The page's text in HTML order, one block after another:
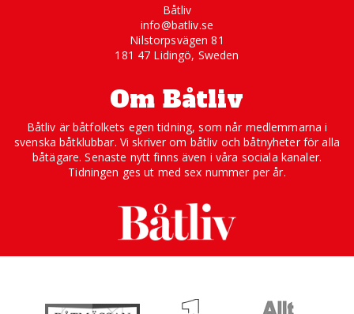
Båtliv
info@batliv.se
Nilstorpsvägen 81
181 47 Lidingö, Sweden
Om Båtliv
Båtliv är båtfolkets egen tidning, som når medlemmarna i
svenska båtklubbar. Vi skriver om båtliv och båtnyheter för alla
båtägare. Senaste nytt finns även i våra sociala kanaler.
Tidningen ges ut med sex nummer per år.